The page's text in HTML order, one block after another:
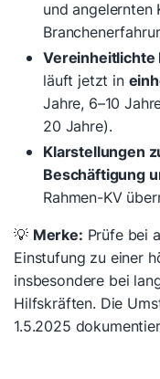
und
Vereinheitlichte
läuft jetzt in
Jahre, 6–10
20 Jahre).
Klarstellungen
Beschäftigung
Rahmen-KV
💡 Merke: Prüfe bei
Einstufung zu einer
insbesondere bei
Hilfskräften. Die
1.5.2025